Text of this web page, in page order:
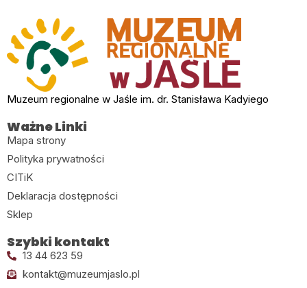
Muzeum regionalne w Jaśle im. dr. Stanisława Kadyiego
Ważne Linki
Mapa strony
Polityka prywatności
CITiK
Deklaracja dostępności
Sklep
Szybki kontakt
13 44 623 59
kontakt@muzeumjaslo.pl